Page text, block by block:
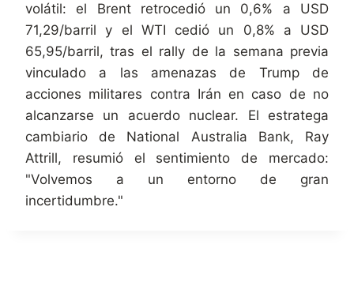
volátil: el Brent retrocedió un 0,6% a USD
71,29/barril y el WTI cedió un 0,8% a USD
65,95/barril, tras el rally de la semana previa
vinculado a las amenazas de Trump de
acciones militares contra Irán en caso de no
alcanzarse un acuerdo nuclear. El estratega
cambiario de National Australia Bank, Ray
Attrill, resumió el sentimiento de mercado:
"Volvemos a un entorno de gran
incertidumbre."